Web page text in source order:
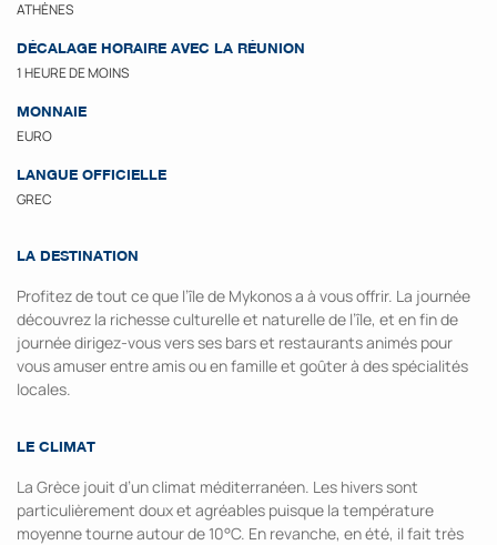
ATHÈNES
DÉCALAGE HORAIRE AVEC LA RÉUNION
1 HEURE DE MOINS
MONNAIE
EURO
LANGUE OFFICIELLE
GREC
LA DESTINATION
Profitez de tout ce que l’île de Mykonos a à vous offrir. La journée
découvrez la richesse culturelle et naturelle de l’île, et en fin de
journée dirigez-vous vers ses bars et restaurants animés pour
vous amuser entre amis ou en famille et goûter à des spécialités
locales.
LE CLIMAT
La Grèce jouit d’un climat méditerranéen. Les hivers sont
particulièrement doux et agréables puisque la température
moyenne tourne autour de 10°C. En revanche, en été, il fait très